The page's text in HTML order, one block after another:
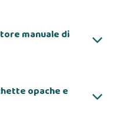
manuale di
opache e